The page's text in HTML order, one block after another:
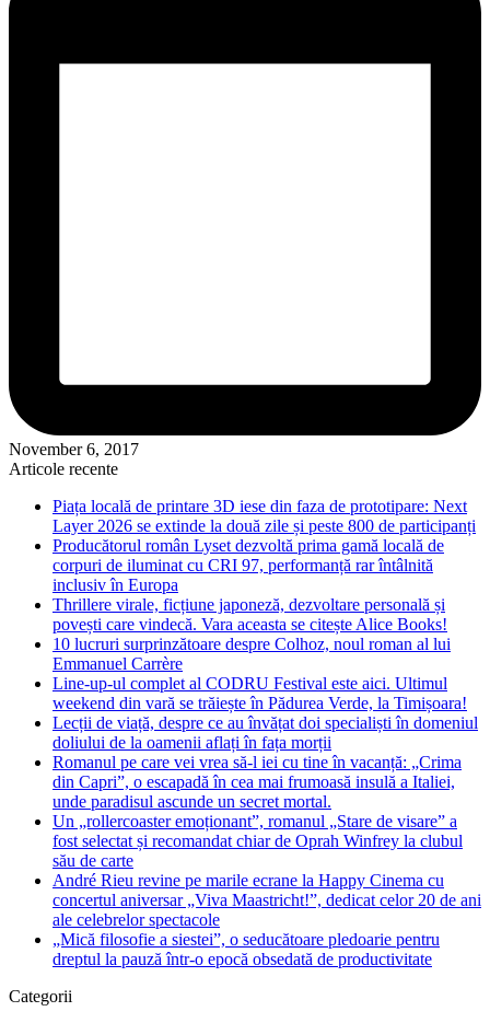
November 6, 2017
Articole recente
Piața locală de printare 3D iese din faza de prototipare: Next
Layer 2026 se extinde la două zile și peste 800 de participanți
Producătorul român Lyset dezvoltă prima gamă locală de
corpuri de iluminat cu CRI 97, performanță rar întâlnită
inclusiv în Europa
Thrillere virale, ficțiune japoneză, dezvoltare personală și
povești care vindecă. Vara aceasta se citește Alice Books!
10 lucruri surprinzătoare despre Colhoz, noul roman al lui
Emmanuel Carrère
Line-up-ul complet al CODRU Festival este aici. Ultimul
weekend din vară se trăiește în Pădurea Verde, la Timișoara!
Lecții de viață, despre ce au învățat doi specialiști în domeniul
doliului de la oamenii aflați în fața morții
Romanul pe care vei vrea să-l iei cu tine în vacanță: „Crima
din Capri”, o escapadă în cea mai frumoasă insulă a Italiei,
unde paradisul ascunde un secret mortal.
Un „rollercoaster emoționant”, romanul „Stare de visare” a
fost selectat și recomandat chiar de Oprah Winfrey la clubul
său de carte
André Rieu revine pe marile ecrane la Happy Cinema cu
concertul aniversar „Viva Maastricht!”, dedicat celor 20 de ani
ale celebrelor spectacole
„Mică filosofie a siestei”, o seducătoare pledoarie pentru
dreptul la pauză într-o epocă obsedată de productivitate
Categorii